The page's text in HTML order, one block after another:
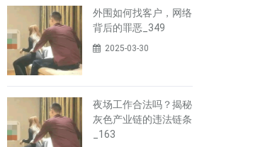
外围如何找客户，网络
背后的罪恶_349
2025-03-30
夜场工作合法吗？揭秘
灰色产业链的违法链条
_163